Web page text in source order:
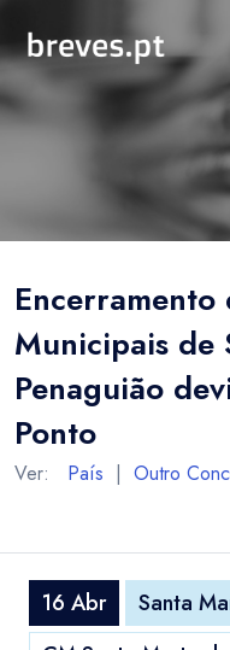
Notícias
Concelhos
Distrito
País
Temas
Sobre
Funcionalidades
As nossas Fontes
Perguntas
Contactos
Encerramento
Municipais de
Penaguião
Ponto
Ver: País | Outro
16 Abr
Santa